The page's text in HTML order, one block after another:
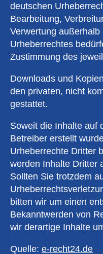
deutschen
Bearbeitung,
Verwertung
Urheberrechtes
Zustimmung des
Downloads und
den privaten, nicht
gestattet.
Soweit die Inhalte auf
Betreiber erstellt
Urheberrechte Dritter
werden Inhalte Dritter
Sollten Sie trotzdem
bitten wir um einen
Bekanntwerden von
wir derartige Inhalte
Quelle: e-recht24.de